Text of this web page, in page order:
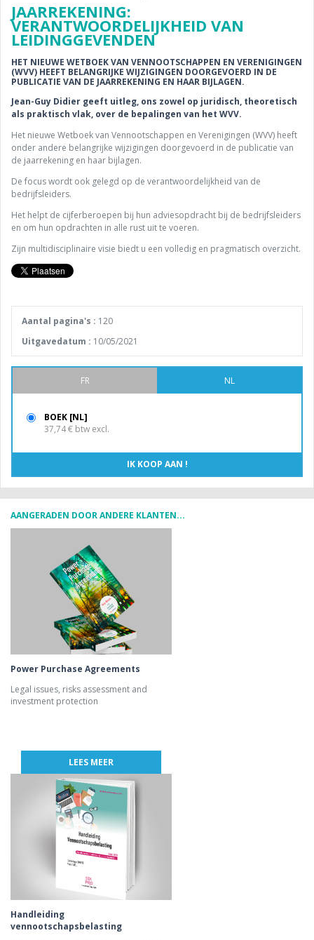
JAARREKENING:
VERANTWOORDELIJKHEID VAN
LEIDINGGEVENDEN
HET NIEUWE WETBOEK VAN VENNOOTSCHAPPEN EN VERENIGINGEN
(WVV) HEEFT BELANGRIJKE WIJZIGINGEN DOORGEVOERD IN DE
PUBLICATIE VAN DE JAARREKENING EN HAAR BIJLAGEN.
Jean-Guy Didier geeft uitleg, ons zowel op juridisch, theoretisch
als praktisch vlak, over de bepalingen van het WVV.
Het nieuwe Wetboek van Vennootschappen en Verenigingen (WVV) heeft
onder andere belangrijke wijzigingen doorgevoerd in de publicatie van
de jaarrekening en haar bijlagen.
De focus wordt ook gelegd op de verantwoordelijkheid van de
bedrijfsleiders.
Het helpt de cijferberoepen bij hun adviesopdracht bij de bedrijfsleiders
en om hun opdrachten in alle rust uit te voeren.
Zijn multidisciplinaire visie biedt u een volledig en pragmatisch overzicht.
Aantal pagina's : 120
Uitgavedatum : 10/05/2021
FR NL
BOEK [NL]
37,74 € btw excl.
AANGERADEN DOOR ANDERE KLANTEN...
Power Purchase Agreements
Legal issues, risks assessment and
investment protection
LEES MEER
Handleiding
vennootschapsbelasting